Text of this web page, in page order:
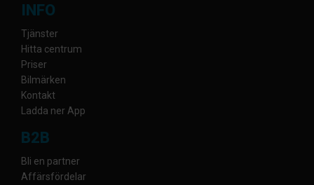
INFO
Tjänster
Hitta centrum
Priser
Bilmärken
Kontakt
Ladda ner App
B2B
Bli en partner
Affärsfördelar